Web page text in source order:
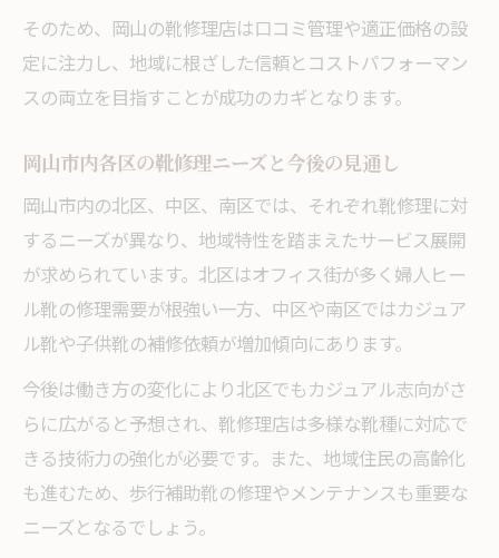
そのため、岡山の靴修理店は口コミ管理や適正価格の設
定に注力し、地域に根ざした信頼とコストパフォーマン
スの両立を目指すことが成功のカギとなります。
岡山市内各区の靴修理ニーズと今後の見通し
岡山市内の北区、中区、南区では、それぞれ靴修理に対
するニーズが異なり、地域特性を踏まえたサービス展開
が求められています。北区はオフィス街が多く婦人ヒー
ル靴の修理需要が根強い一方、中区や南区ではカジュア
ル靴や子供靴の補修依頼が増加傾向にあります。
今後は働き方の変化により北区でもカジュアル志向がさ
らに広がると予想され、靴修理店は多様な靴種に対応で
きる技術力の強化が必要です。また、地域住民の高齢化
も進むため、歩行補助靴の修理やメンテナンスも重要な
ニーズとなるでしょう。